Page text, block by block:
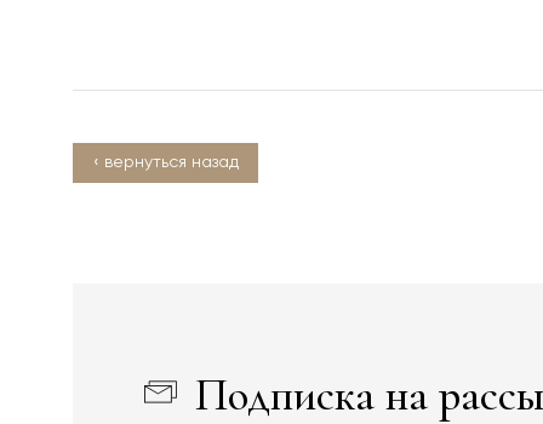
‹ вернуться назад
Подписка на